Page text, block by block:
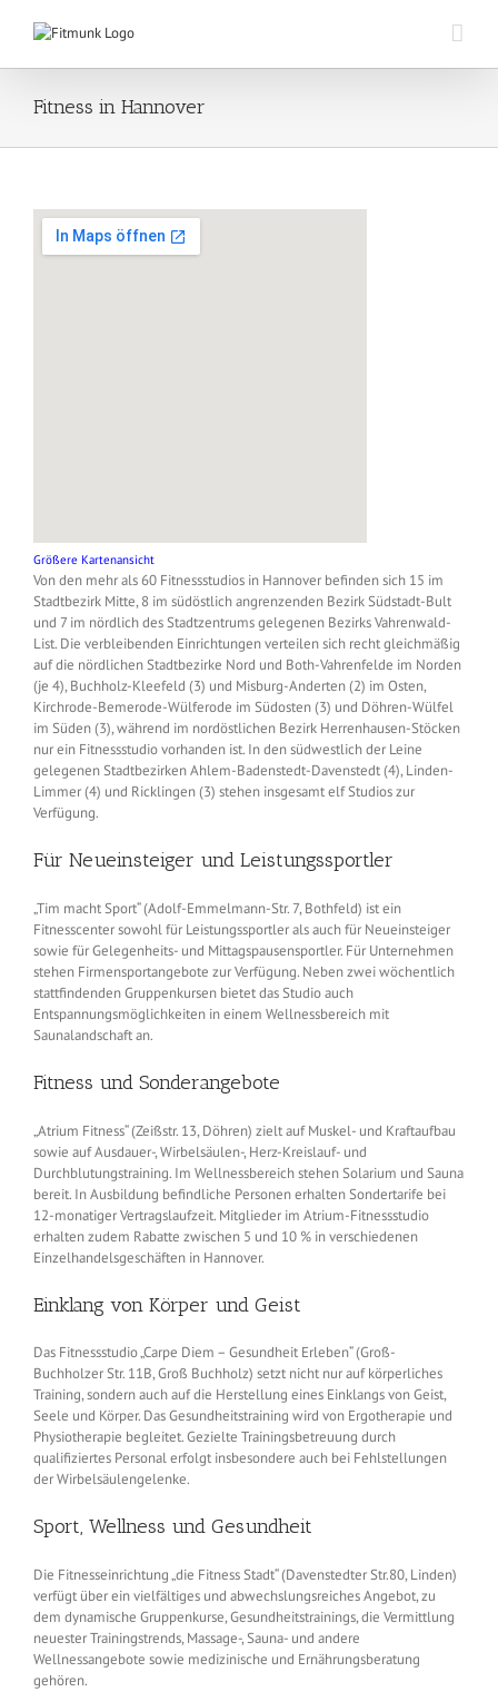
Fitness in Hannover
Größere Kartenansicht
Von den mehr als 60 Fitnessstudios in Hannover befinden sich 15 im
Stadtbezirk Mitte, 8 im südöstlich angrenzenden Bezirk Südstadt-Bult
und 7 im nördlich des Stadtzentrums gelegenen Bezirks Vahrenwald-
List. Die verbleibenden Einrichtungen verteilen sich recht gleichmäßig
auf die nördlichen Stadtbezirke Nord und Both-Vahrenfelde im Norden
(je 4), Buchholz-Kleefeld (3) und Misburg-Anderten (2) im Osten,
Kirchrode-Bemerode-Wülferode im Südosten (3) und Döhren-Wülfel
im Süden (3), während im nordöstlichen Bezirk Herrenhausen-Stöcken
nur ein Fitnessstudio vorhanden ist. In den südwestlich der Leine
gelegenen Stadtbezirken Ahlem-Badenstedt-Davenstedt (4), Linden-
Limmer (4) und Ricklingen (3) stehen insgesamt elf Studios zur
Verfügung.
Für Neueinsteiger und Leistungssportler
„Tim macht Sport“ (Adolf-Emmelmann-Str. 7, Bothfeld) ist ein
Fitnesscenter sowohl für Leistungssportler als auch für Neueinsteiger
sowie für Gelegenheits- und Mittagspausensportler. Für Unternehmen
stehen Firmensportangebote zur Verfügung. Neben zwei wöchentlich
stattfindenden Gruppenkursen bietet das Studio auch
Entspannungsmöglichkeiten in einem Wellnessbereich mit
Saunalandschaft an.
Fitness und Sonderangebote
„Atrium Fitness“ (Zeißstr. 13, Döhren) zielt auf Muskel- und Kraftaufbau
sowie auf Ausdauer-, Wirbelsäulen-, Herz-Kreislauf- und
Durchblutungstraining. Im Wellnessbereich stehen Solarium und Sauna
bereit. In Ausbildung befindliche Personen erhalten Sondertarife bei
12-monatiger Vertragslaufzeit. Mitglieder im Atrium-Fitnessstudio
erhalten zudem Rabatte zwischen 5 und 10 % in verschiedenen
Einzelhandelsgeschäften in Hannover.
Einklang von Körper und Geist
Das Fitnessstudio „Carpe Diem – Gesundheit Erleben“ (Groß-
Buchholzer Str. 11B, Groß Buchholz) setzt nicht nur auf körperliches
Training, sondern auch auf die Herstellung eines Einklangs von Geist,
Seele und Körper. Das Gesundheitstraining wird von Ergotherapie und
Physiotherapie begleitet. Gezielte Trainingsbetreuung durch
qualifiziertes Personal erfolgt insbesondere auch bei Fehlstellungen
der Wirbelsäulengelenke.
Sport, Wellness und Gesundheit
Die Fitnesseinrichtung „die Fitness Stadt“ (Davenstedter Str.80, Linden)
verfügt über ein vielfältiges und abwechslungsreiches Angebot, zu
dem dynamische Gruppenkurse, Gesundheitstrainings, die Vermittlung
neuester Trainingstrends, Massage-, Sauna- und andere
Wellnessangebote sowie medizinische und Ernährungsberatung
gehören.